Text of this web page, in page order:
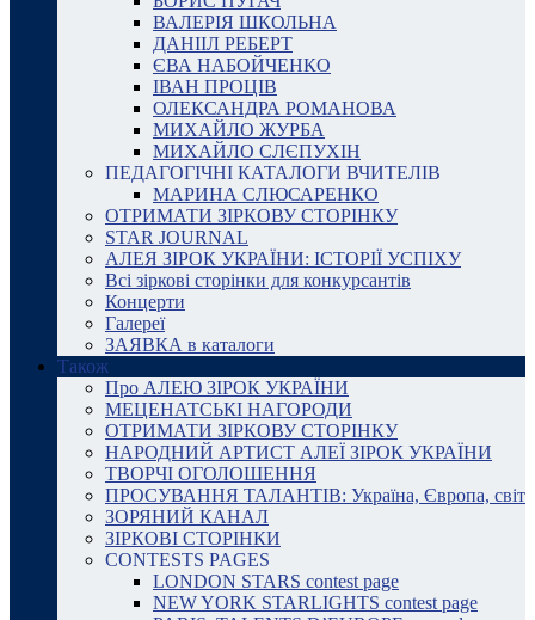
ВАЛЕРІЯ ШКОЛЬНА
ДАНІІЛ РЕБЕРТ
ЄВА НАБОЙЧЕНКО
ІВАН ПРОЦІВ
ОЛЕКСАНДРА РОМАНОВА
МИХАЙЛО ЖУРБА
МИХАЙЛО СЛЄПУХІН
ПЕДАГОГІЧНІ КАТАЛОГИ ВЧИТЕЛІВ
МАРИНА СЛЮСАРЕНКО
ОТРИМАТИ ЗІРКОВУ СТОРІНКУ
STAR JOURNAL
АЛЕЯ ЗІРОК УКРАЇНИ: ІСТОРІЇ УСПІХУ
Всі зіркові сторінки для конкурсантів
Концерти
Галереї
ЗАЯВКА в каталоги
Також
Про АЛЕЮ ЗІРОК УКРАЇНИ
МЕЦЕНАТСЬКІ НАГОРОДИ
ОТРИМАТИ ЗІРКОВУ СТОРІНКУ
НАРОДНИЙ АРТИСТ АЛЕЇ ЗІРОК УКРАЇНИ
ТВОРЧІ ОГОЛОШЕННЯ
ПРОСУВАННЯ ТАЛАНТІВ: Україна, Європа, світ
ЗОРЯНИЙ КАНАЛ
ЗІРКОВІ СТОРІНКИ
CONTESTS PAGES
LONDON STARS contest page
NEW YORK STARLIGHTS contest page